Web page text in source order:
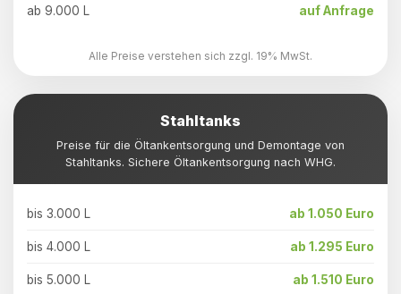
ab 9.000 L auf Anfrage
Alle Preise verstehen sich zzgl. 19% MwSt.
Stahltanks
Preise für die Öltankentsorgung und Demontage von
Stahltanks. Sichere Öltankentsorgung nach WHG.
bis 3.000 L ab 1.050 Euro
bis 4.000 L ab 1.295 Euro
bis 5.000 L ab 1.510 Euro